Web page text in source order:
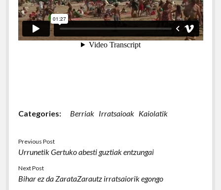
Categories: Berriak Irratsaioak Kaiolatik
Previous Post
Urrunetik Gertuko abesti guztiak entzungai
Next Post
Bihar ez da ZarataZarautz irratsaiorik egongo